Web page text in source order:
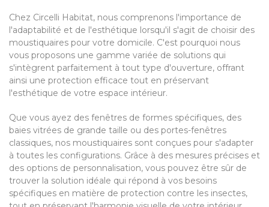
Chez Circelli Habitat, nous comprenons l'importance de
l'adaptabilité et de l'esthétique lorsqu'il s'agit de choisir des
moustiquaires pour votre domicile. C'est pourquoi nous
vous proposons une gamme variée de solutions qui
s'intègrent parfaitement à tout type d'ouverture, offrant
ainsi une protection efficace tout en préservant
l'esthétique de votre espace intérieur.
Que vous ayez des fenêtres de formes spécifiques, des
baies vitrées de grande taille ou des portes-fenêtres
classiques, nos moustiquaires sont conçues pour s'adapter
à toutes les configurations. Grâce à des mesures précises et
des options de personnalisation, vous pouvez être sûr de
trouver la solution idéale qui répond à vos besoins
spécifiques en matière de protection contre les insectes,